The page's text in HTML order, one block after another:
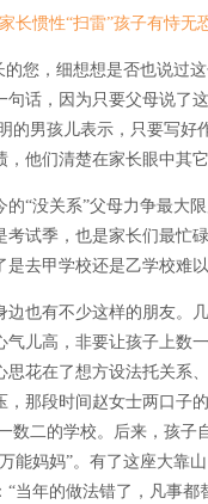
家长惯性“扫雷”孩子有恃无
您，细想想是否也说过
话，因为只要父母说了
的男孩儿表示，只要写
他们清楚在家长眼中其
没关系”父母力争最大
试季，也是家长们最忙
去甲学校还是乙学校难
有不少这样的朋友。
儿高，非要让孩子上数
花在了想方设法托关系
那段时间赵女士两口子
数二的学校。后来，孩
能妈妈”。有了这座大靠
当年的做法错了，凡事